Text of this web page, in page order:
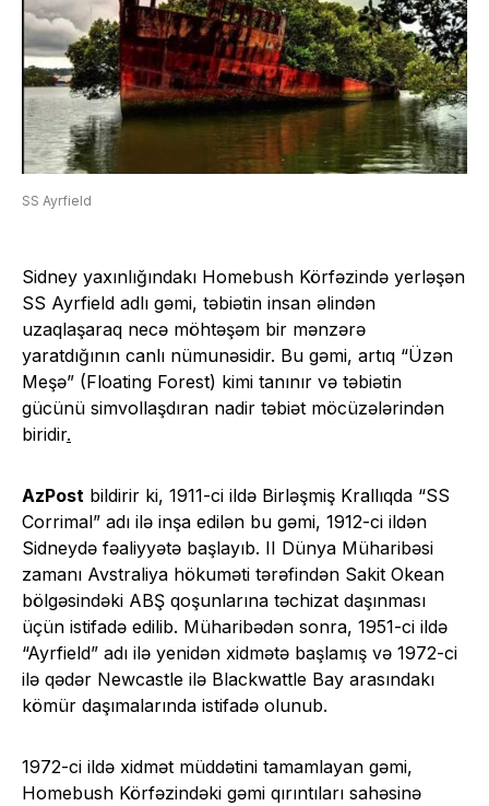
SS Ayrfield
Sidney yaxınlığındakı Homebush Körfəzində yerləşən
SS Ayrfield adlı gəmi, təbiətin insan əlindən
uzaqlaşaraq necə möhtəşəm bir mənzərə
yaratdığının canlı nümunəsidir. Bu gəmi, artıq “Üzən
Meşə” (Floating Forest) kimi tanınır və təbiətin
gücünü simvollaşdıran nadir təbiət möcüzələrindən
biridir.
AzPost bildirir ki, 1911-ci ildə Birləşmiş Krallıqda “SS
Corrimal” adı ilə inşa edilən bu gəmi, 1912-ci ildən
Sidneydə fəaliyyətə başlayıb. II Dünya Müharibəsi
zamanı Avstraliya hökuməti tərəfindən Sakit Okean
bölgəsindəki ABŞ qoşunlarına təchizat daşınması
üçün istifadə edilib. Müharibədən sonra, 1951-ci ildə
“Ayrfield” adı ilə yenidən xidmətə başlamış və 1972-ci
ilə qədər Newcastle ilə Blackwattle Bay arasındakı
kömür daşımalarında istifadə olunub.
1972-ci ildə xidmət müddətini tamamlayan gəmi,
Homebush Körfəzindəki gəmi qırıntıları sahəsinə